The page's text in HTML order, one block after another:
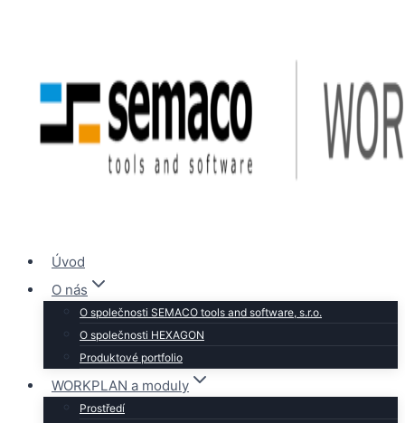
Úvod
O nás
O společnosti SEMACO tools and software, s.r.o.
O společnosti HEXAGON
Produktové portfolio
WORKPLAN a moduly
Prostředí